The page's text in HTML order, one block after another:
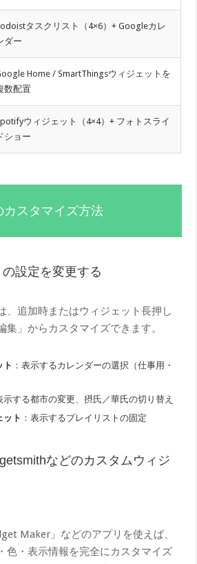
タスクリスト（4×6）+ Googleカレ
ダー
Home / SmartThingsウィジェットを
数配置
ウィジェット（4×4）+ フォトスライ
ショー
カスタマイズ方法
設定を変更する
、追加時またはウィジェット長押し
」からカスタマイズできます。
ト ：表示するカレンダーの選択（仕事用・
示する都市の変更、摂氏／華氏の切り替え
ット ：表示するプレイリストの固定
などのカスタムウィジ
Maker」などのアプリを使えば、
色・表示情報を完全にカスタマイズ